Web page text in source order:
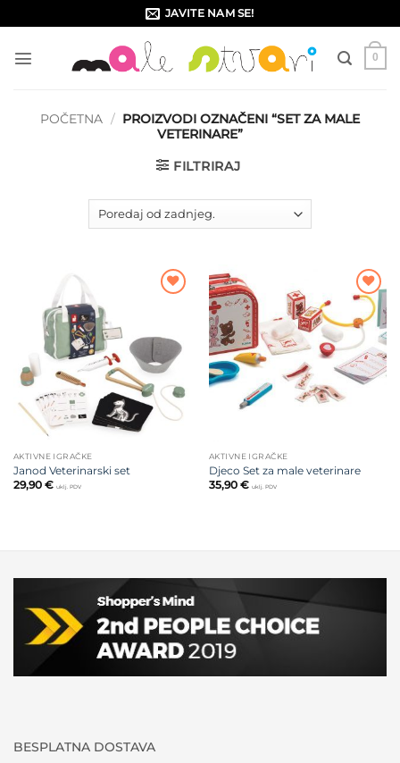
to
content
JAVITE NAM SE!
0
POČETNA / PROIZVODI OZNAČENI “SET ZA MALE
VETERINARE”
FILTRIRAJ
AKTIVNE IGRAČKE
Janod Veterinarski set
29,90 € uklj. PDV
Dodajte
na listu
želja
AKTIVNE IGRAČKE
Djeco Set za male veterinare
35,90 € uklj. PDV
BESPLATNA DOSTAVA